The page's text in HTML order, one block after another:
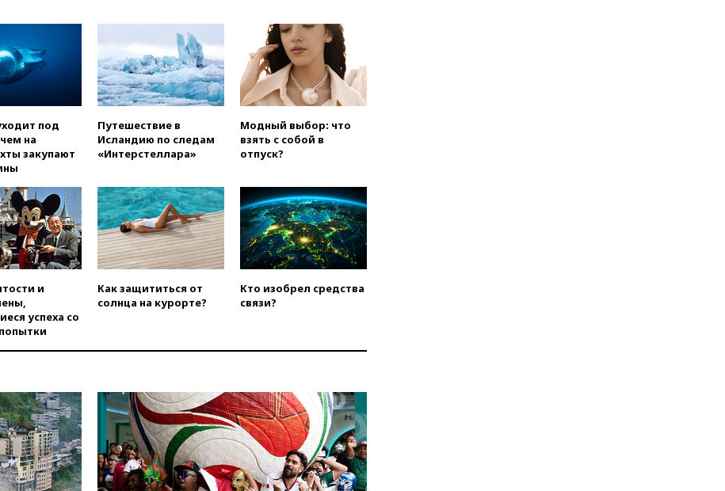
фигуристкам Валиевой и
вчера, 19:35Зеленский
впервые совершил
официальный визит в Сербию
погибла во Французских
Альпах
ликвидировано
вчера, 18:55Минобороны
отчиталось об ударах по двум
украинским сухогрузам в
Черном море
вчера, 18:47 Школьники из РФ
стали абсолютными
вчера, 18:39Два человека
вчера, 18:25Беспилотник
атаковал турецкий сухогруз у
побережья Новороссийска
вчера, 18:18 Товарооборот
Китая и России вырос в этом
под
на
закупают
Путешествие в
Исландию по следам
«Интерстеллара»
Модный выбор: что
взять с собой в
отпуск?
и
успеха со
Как защититься от
солнца на курорте?
Кто изобрел средства
связи?